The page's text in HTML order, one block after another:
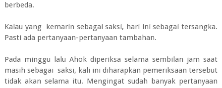
berbeda.
Kalau yang kemarin sebagai saksi, hari ini sebagai tersangka.
Pasti ada pertanyaan-pertanyaan tambahan.
Pada minggu lalu Ahok diperiksa selama sembilan jam saat
masih sebagai saksi, kali ini diharapkan pemeriksaan tersebut
tidak akan selama itu. Mengingat sudah banyak pertanyaan